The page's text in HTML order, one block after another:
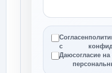
Согласен
с
Даюсогласие